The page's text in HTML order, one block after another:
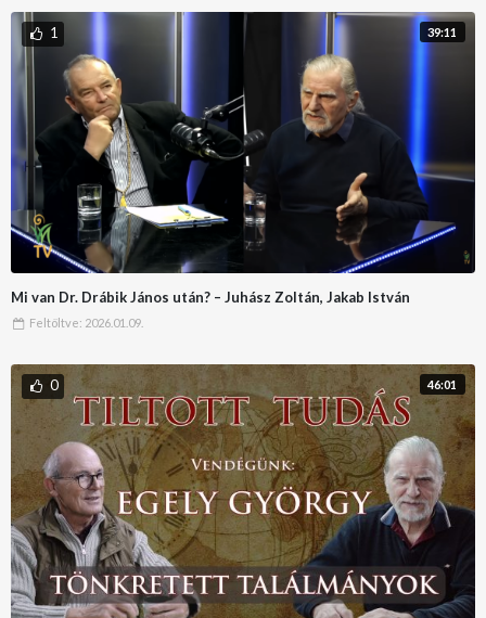
39:11
1
Mi van Dr. Drábik János után? – Juhász Zoltán, Jakab István
Feltöltve: 2026.01.09.
46:01
0